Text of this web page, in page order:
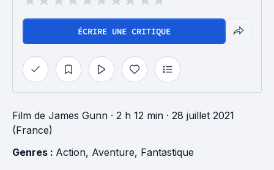
ÉCRIRE UNE CRITIQUE
Film de James Gunn · 2 h 12 min · 28 juillet 2021
(France)
Genres : Action, Aventure, Fantastique